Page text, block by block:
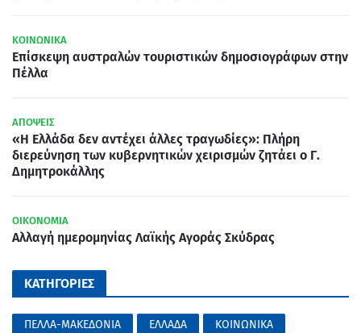
ΚΟΙΝΩΝΙΚΑ
Επίσκεψη αυστραλών τουριστικών δημοσιογράφων στην
Πέλλα
ΑΠΟΨΕΙΣ
«Η Ελλάδα δεν αντέχει άλλες τραγωδίες»: Πλήρη
διερεύνηση των κυβερνητικών χειρισμών ζητάει ο Γ.
Δημητροκάλλης
ΟΙΚΟΝΟΜΙΑ
Αλλαγή ημερομηνίας Λαϊκής Αγοράς Σκύδρας
ΚΑΤΗΓΟΡΙΕΣ
ΠΕΛΛΑ-ΜΑΚΕΔΟΝΙΑ ΕΛΛΑΔΑ
ΚΟΙΝΩΝΙΚΑ